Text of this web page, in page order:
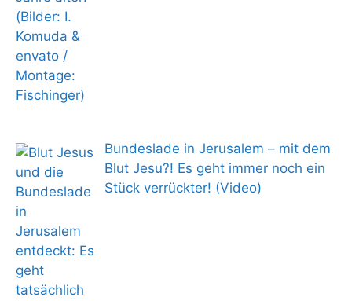
Bundeslade in Jerusalem – mit dem
Blut Jesu?! Es geht immer noch ein
Stück verrückter! (Video)